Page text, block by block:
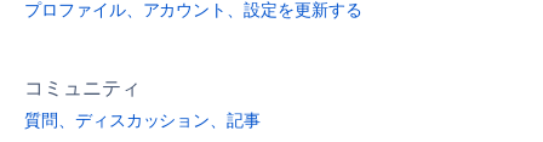
プロファイル、アカウント、設定を更新する
コミュニティ
質問、ディスカッション、記事